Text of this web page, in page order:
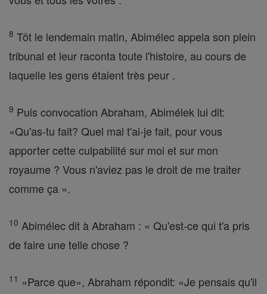
8 Tôt le lendemain matin, Abimélec appela son plein
tribunal et leur raconta toute l'histoire, au cours de
laquelle les gens étaient très peur .
9 Puis convocation Abraham, Abimélek lui dit:
«Qu'as-tu fait? Quel mal t'ai-je fait, pour vous
apporter cette culpabilité sur moi et sur mon
royaume ? Vous n'aviez pas le droit de me traiter
comme ça ».
10 Abimélec dit à Abraham : « Qu'est-ce qui t'a pris
de faire une telle chose ?
11 «Parce que», Abraham répondit: «Je pensais qu'il